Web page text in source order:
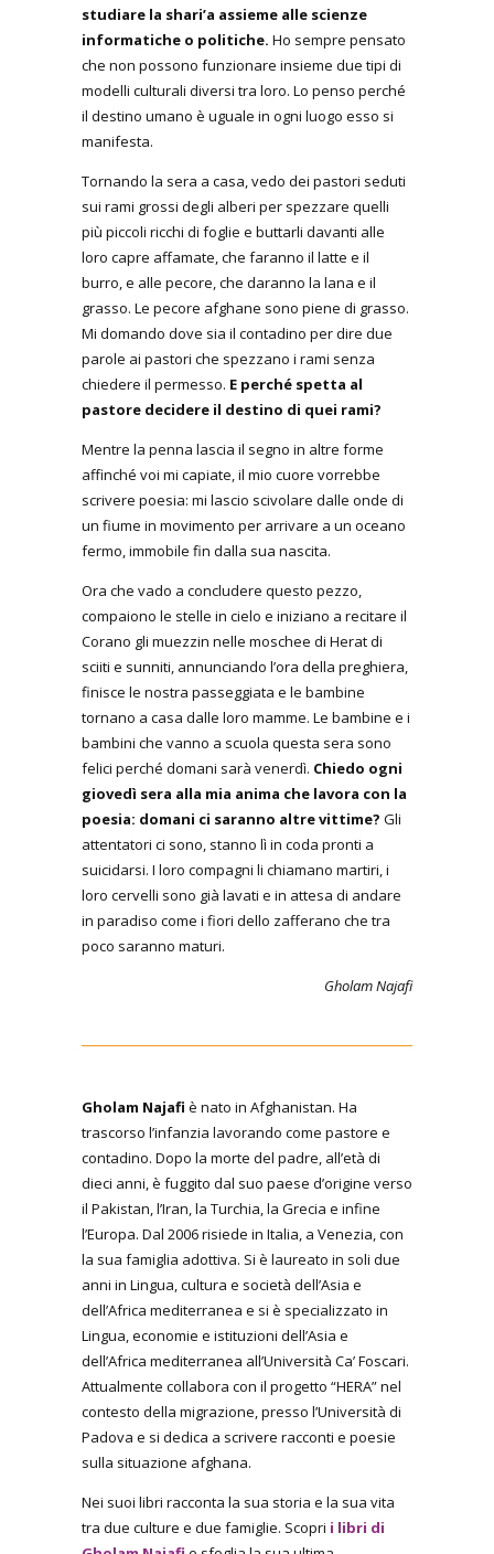
studiare la shari’a assieme alle scienze
informatiche o politiche. Ho sempre pensato
che non possono funzionare insieme due tipi di
modelli culturali diversi tra loro. Lo penso perché
il destino umano è uguale in ogni luogo esso si
manifesta.
Tornando la sera a casa, vedo dei pastori seduti
sui rami grossi degli alberi per spezzare quelli
più piccoli ricchi di foglie e buttarli davanti alle
loro capre affamate, che faranno il latte e il
burro, e alle pecore, che daranno la lana e il
grasso. Le pecore afghane sono piene di grasso.
Mi domando dove sia il contadino per dire due
parole ai pastori che spezzano i rami senza
chiedere il permesso. E perché spetta al
pastore decidere il destino di quei rami?
Mentre la penna lascia il segno in altre forme
affinché voi mi capiate, il mio cuore vorrebbe
scrivere poesia: mi lascio scivolare dalle onde di
un fiume in movimento per arrivare a un oceano
fermo, immobile fin dalla sua nascita.
Ora che vado a concludere questo pezzo,
compaiono le stelle in cielo e iniziano a recitare il
Corano gli muezzin nelle moschee di Herat di
sciiti e sunniti, annunciando l’ora della preghiera,
finisce le nostra passeggiata e le bambine
tornano a casa dalle loro mamme. Le bambine e i
bambini che vanno a scuola questa sera sono
felici perché domani sarà venerdì. Chiedo ogni
giovedì sera alla mia anima che lavora con la
poesia: domani ci saranno altre vittime? Gli
attentatori ci sono, stanno lì in coda pronti a
suicidarsi. I loro compagni li chiamano martiri, i
loro cervelli sono già lavati e in attesa di andare
in paradiso come i fiori dello zafferano che tra
poco saranno maturi.
Gholam Najafi
Gholam Najafi è nato in Afghanistan. Ha
trascorso l’infanzia lavorando come pastore e
contadino. Dopo la morte del padre, all’età di
dieci anni, è fuggito dal suo paese d’origine verso
il Pakistan, l’Iran, la Turchia, la Grecia e infine
l’Europa. Dal 2006 risiede in Italia, a Venezia, con
la sua famiglia adottiva. Si è laureato in soli due
anni in Lingua, cultura e società dell’Asia e
dell’Africa mediterranea e si è specializzato in
Lingua, economie e istituzioni dell’Asia e
dell’Africa mediterranea all’Università Ca’ Foscari.
Attualmente collabora con il progetto “HERA” nel
contesto della migrazione, presso l’Università di
Padova e si dedica a scrivere racconti e poesie
sulla situazione afghana.
Nei suoi libri racconta la sua storia e la sua vita
tra due culture e due famiglie. Scopri i libri di